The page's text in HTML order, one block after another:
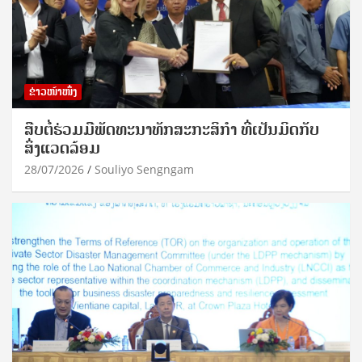
ຂ່າວໜ້າໜຶ່ງ
ສືບຕໍ່ຮ່ວມມືພັດທະນາທັກສະກະສິກຳ ທີ່ເປັນມິດກັບ
ສິ່ງແວດລ້ອມ
28/07/2026 Souliyo Sengngam